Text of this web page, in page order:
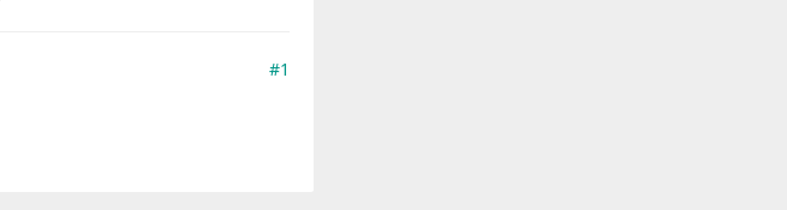
#1